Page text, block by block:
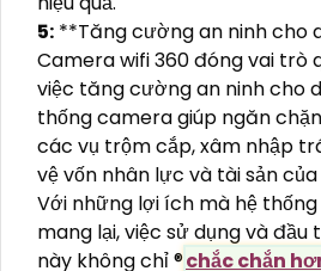
5: **Tăng cường an ninh cho
Camera wifi 360 đóng vai trò
việc tăng cường an ninh cho
thống camera giúp ngăn
các vụ trộm cắp, xâm nhập
vệ vốn nhân lực và tài sản
Với những lợi ích mà hệ
mang lại, việc sử dụng và
này không chỉ ®️chắc chắn